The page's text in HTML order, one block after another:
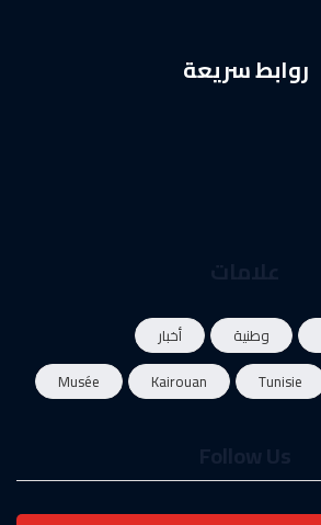
روابط سريعة
وطنية
أخبار
Tunisie
Kairouan
Musée